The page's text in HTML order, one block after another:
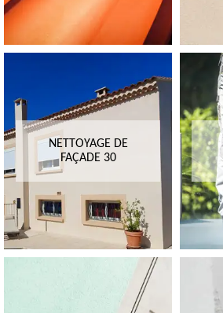
NETTOYAGE DE
FAÇADE 30